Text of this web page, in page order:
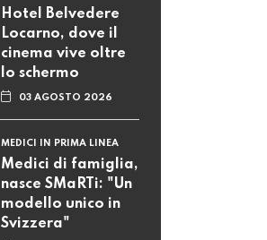
Hotel Belvedere
Locarno, dove il
cinema vive oltre
lo schermo
03 AGOSTO 2026
MEDICI IN PRIMA LINEA
Medici di famiglia,
nasce SMaRTi: "Un
modello unico in
Svizzera"